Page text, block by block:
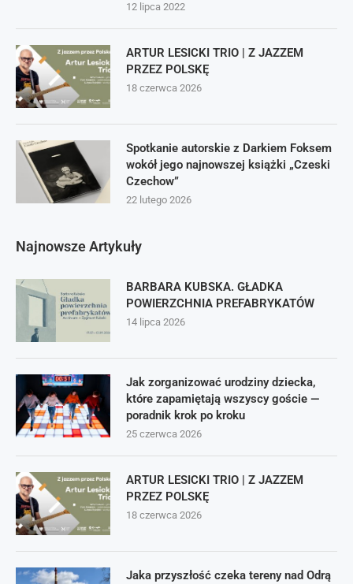
12 lipca 2022
ARTUR LESICKI TRIO | Z JAZZEM
PRZEZ POLSKĘ
18 czerwca 2026
Spotkanie autorskie z Darkiem Foksem
wokół jego najnowszej książki „Czeski
Czechow”
22 lutego 2026
Najnowsze Artykuły
BARBARA KUBSKA. GŁADKA
POWIERZCHNIA PREFABRYKATÓW
14 lipca 2026
Jak zorganizować urodziny dziecka,
które zapamiętają wszyscy goście —
poradnik krok po kroku
25 czerwca 2026
ARTUR LESICKI TRIO | Z JAZZEM
PRZEZ POLSKĘ
18 czerwca 2026
Jaka przyszłość czeka tereny nad Odrą